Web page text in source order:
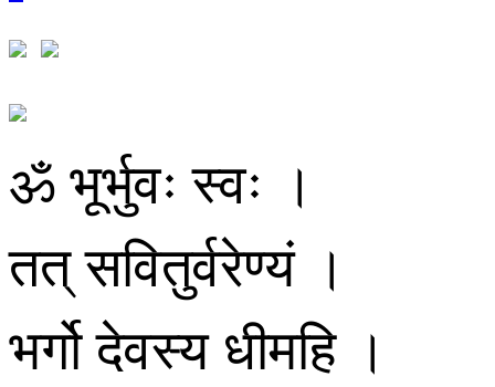
ॐ भूर्भुवः स्वः ।
तत् सवितुर्वरेण्यं ।
भर्गो देवस्य धीमहि ।